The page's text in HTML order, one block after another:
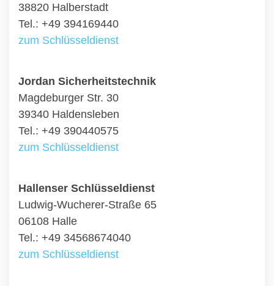
38820 Halberstadt
Tel.: +49 394169440
zum Schlüsseldienst
Jordan Sicherheitstechnik
Magdeburger Str. 30
39340 Haldensleben
Tel.: +49 390440575
zum Schlüsseldienst
Hallenser Schlüsseldienst
Ludwig-Wucherer-Straße 65
06108 Halle
Tel.: +49 34568674040
zum Schlüsseldienst